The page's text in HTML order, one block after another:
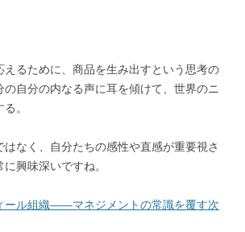
えるために、商品を生み出すという思考の
自分の内なる声に耳を傾けて、世界のニ
。
なく、自分たちの感性や直感が重要視さ
興味深いですね。
ール組織――マネジメントの常識を覆す次